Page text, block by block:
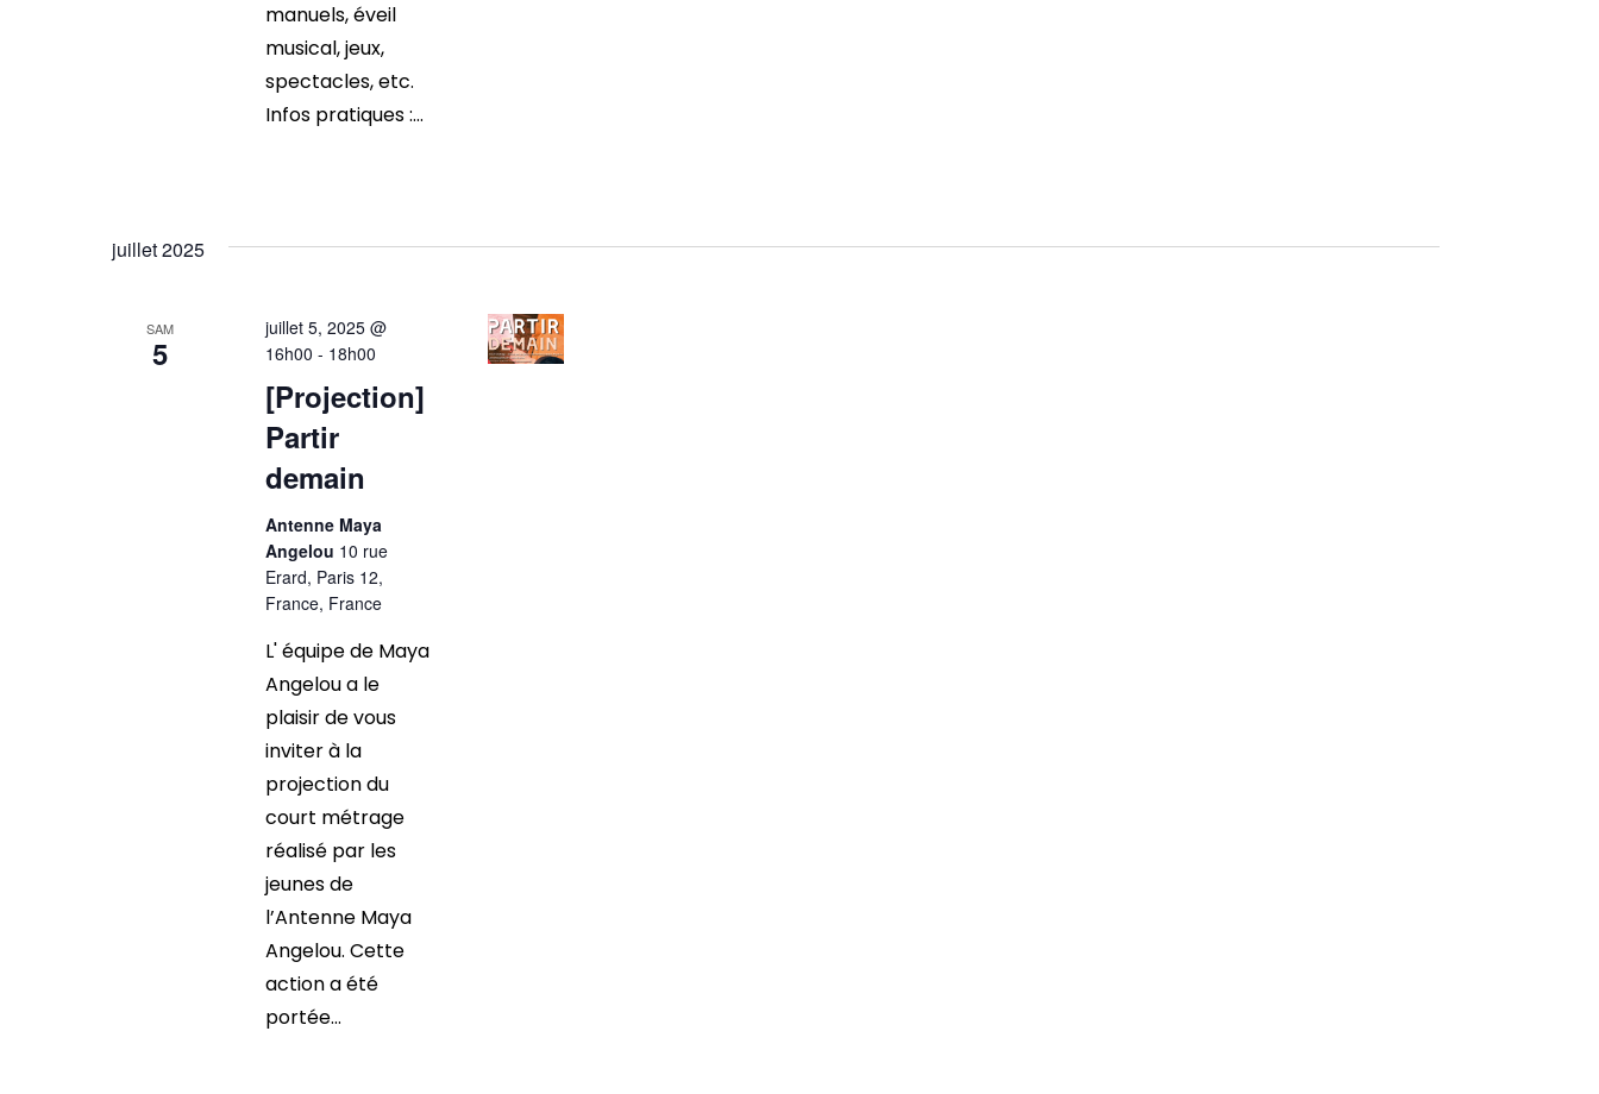
manuels, éveil
musical, jeux,
spectacles, etc.
Infos pratiques :...
juillet 2025
SAM
5
[Projection]
Partir
demain
juillet 5, 2025 @
16h00 - 18h00
Antenne Maya
Angelou 10 rue
Erard, Paris 12,
France, France
L' équipe de Maya
Angelou a le
plaisir de vous
inviter à la
projection du
court métrage
réalisé par les
jeunes de
l’Antenne Maya
Angelou. Cette
action a été
portée...